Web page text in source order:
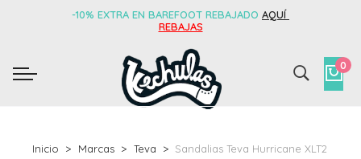
-10% EXTRA EN BAREFOOT REBAJADO AQUÍ
REBAJAS
0
Inicio Marcas Teva
Sandalias Teva Hurricane XLT2